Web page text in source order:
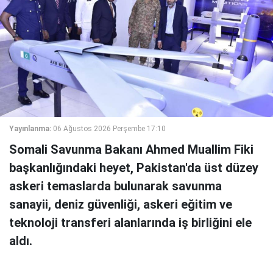
Yayınlanma: 06 Ağustos 2026 Perşembe 17:10
Somali Savunma Bakanı Ahmed Muallim Fiki
başkanlığındaki heyet, Pakistan'da üst düzey
askeri temaslarda bulunarak savunma
sanayii, deniz güvenliği, askeri eğitim ve
teknoloji transferi alanlarında iş birliğini ele
aldı.